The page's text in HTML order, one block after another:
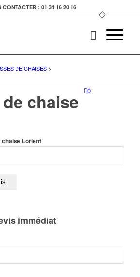
CONTACTER : 01 34 16 20 16
0
DE CHAISES>
chaise
chaise Lorient
immédiat